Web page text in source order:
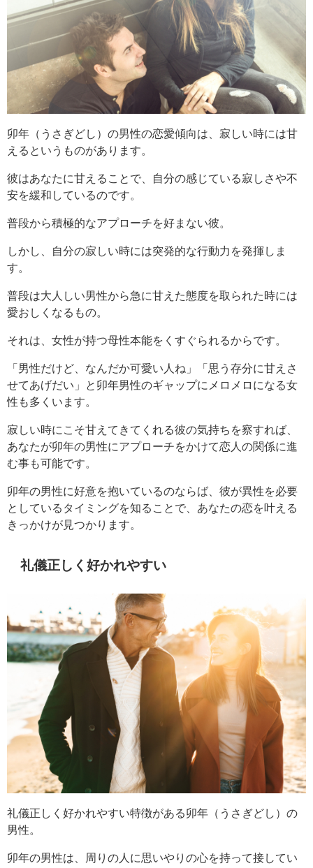
卯年（うさぎどし）の男性の恋愛傾向は、寂しい時には甘
えるというものがあります。
彼はあなたに甘えることで、自分の感じている寂しさや不
安を緩和しているのです。
普段から積極的なアプローチを好まない彼。
しかし、自分の寂しい時には突発的な行動力を発揮しま
す。
普段は大人しい男性から急に甘えた態度を取られた時には
愛おしくなるもの。
それは、女性が持つ母性本能をくすぐられるからです。
「男性だけど、なんだか可愛い人ね」「思う存分に甘えさ
せてあげだい」と卯年男性のギャップにメロメロになる女
性も多くいます。
寂しい時にこそ甘えてきてくれる彼の気持ちを察すれば、
あなたが卯年の男性にアプローチをかけて恋人の関係に進
む事も可能です。
卯年の男性に好意を抱いているのならば、彼が異性を必要
としているタイミングを知ることで、あなたの恋を叶える
きっかけが見つかります。
礼儀正しく好かれやすい
礼儀正しく好かれやすい特徴がある卯年（うさぎどし）の
男性。
卯年の男性は、周りの人に思いやりの心を持って接してい